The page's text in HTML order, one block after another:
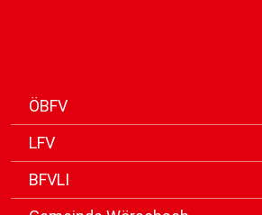
ÖBFV
LFV
BFVLI